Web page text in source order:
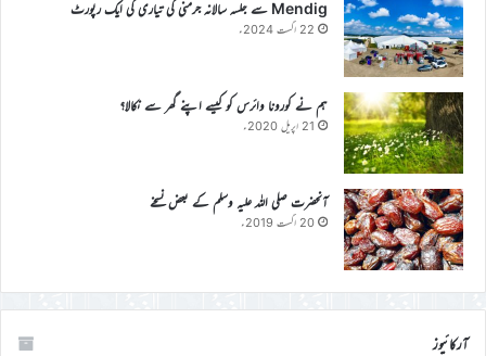
Mendig سے جلسہ سالانہ جرمنی کی تیاری کی ایک رپورٹ
22 اگست 2024ء
ہم نے کورونا وائرس کو کیسے اپنے گھر سے نکالا؟
21 اپریل 2020ء
آنحضرت صلی اللہ علیہ وسلم کے بعض نسخے
20 اگست 2019ء
آرکائیوز